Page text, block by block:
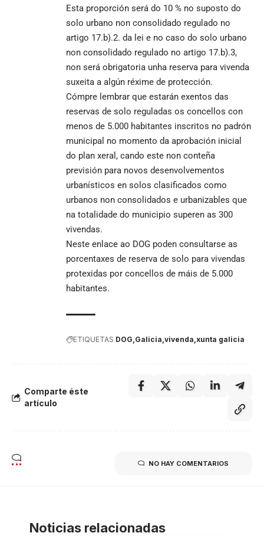
Esta proporción será do 10 % no suposto do
solo urbano non consolidado regulado no
artigo 17.b).2. da lei e no caso do solo urbano
non consolidado regulado no artigo 17.b).3,
non será obrigatoria unha reserva para vivenda
suxeita a algún réxime de protección.
Cómpre lembrar que estarán exentos das
reservas de solo reguladas os concellos con
menos de 5.000 habitantes inscritos no padrón
municipal no momento da aprobación inicial
do plan xeral, cando este non conteña
previsión para novos desenvolvementos
urbanísticos en solos clasificados como
urbanos non consolidados e urbanizables que
na totalidade do municipio superen as 300
vivendas.
Neste enlace ao DOG poden consultarse as
porcentaxes de reserva de solo para vivendas
protexidas por concellos de máis de 5.000
habitantes.
ETIQUETAS DOG Galicia vivenda xunta galicia
Comparte éste
artículo
NO HAY COMENTARIOS
Noticias relacionadas